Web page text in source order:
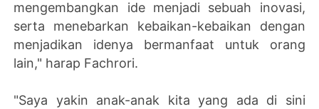
mengembangkan ide menjadi sebuah inovasi,
serta menebarkan kebaikan-kebaikan dengan
menjadikan idenya bermanfaat untuk orang
lain," harap Fachrori.
"Saya yakin anak-anak kita yang ada di sini